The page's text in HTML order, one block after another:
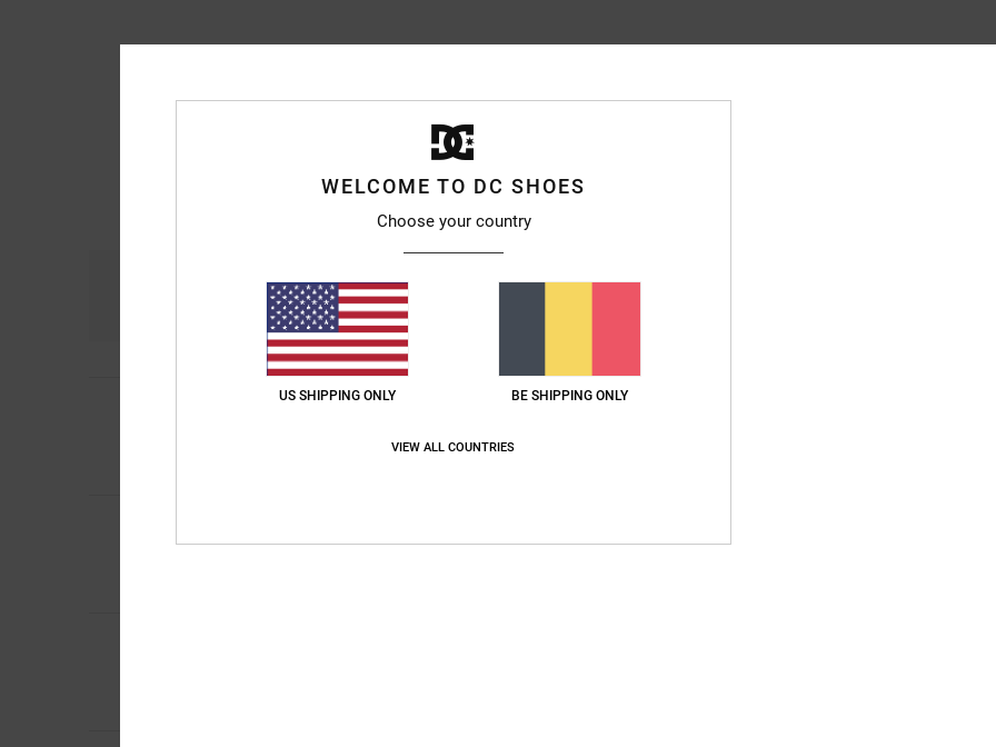
4.9
4.8
Comfort : 5 /5 Prijs-kwaliteitverhouding
5/5
WELCOME TO DC SHOES
Choose your country
US SHIPPING ONLY BE SHIPPING ONLY
VIEW ALL COUNTRIES